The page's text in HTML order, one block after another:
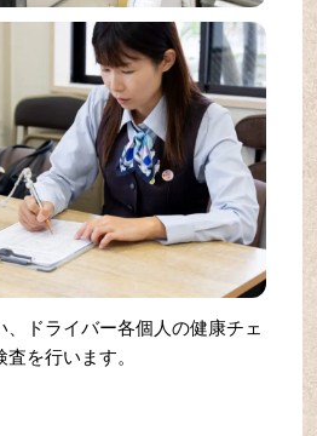
、ドライバー各個人の健康チェ
を行います。